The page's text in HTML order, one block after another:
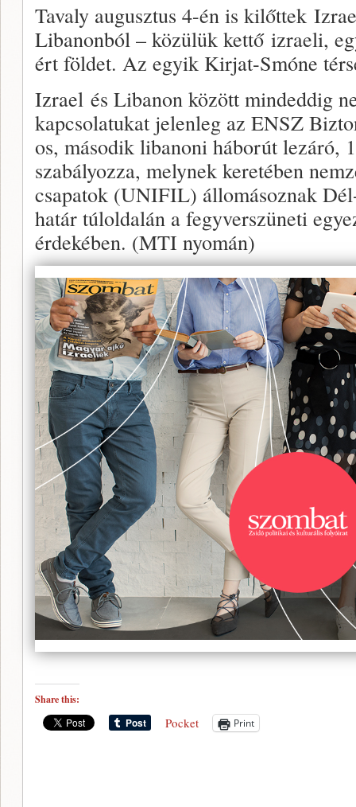
Tavaly augusztus 4-én is kilőttek
Libanonból – közülük kettő izraeli,
ért földet. Az egyik Kirjat-Smóne
Izrael és Libanon között mindeddig
kapcsolatukat jelenleg az ENSZ
os, második libanoni háborút lezáró,
szabályozza, melynek keretében
csapatok (UNIFIL) állomásoznak
határ túloldalán a fegyverszüneti
érdekében. (MTI nyomán)
Share this:
Pocket Print